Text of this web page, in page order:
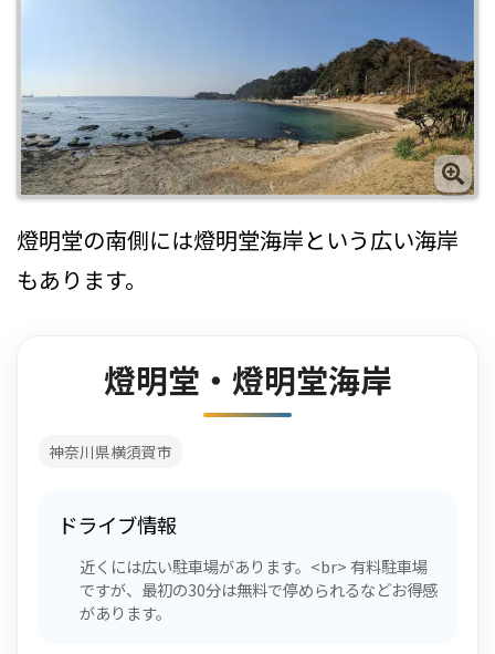
燈明堂の南側には燈明堂海岸という広い海岸
もあります。
燈明堂・燈明堂海岸
神奈川県横須賀市
ドライブ情報
近くには広い駐車場があります。<br> 有料駐車場
ですが、最初の30分は無料で停められるなどお得感
があります。